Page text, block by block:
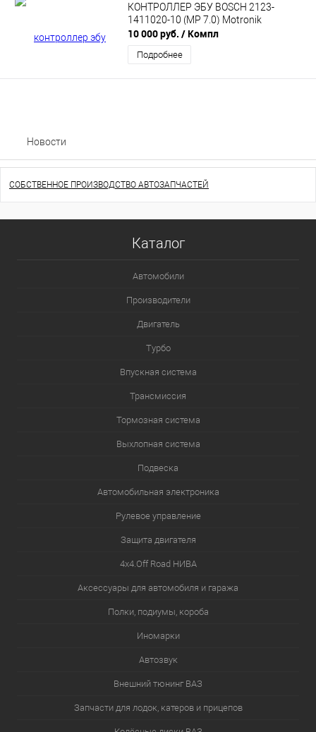
КОНТРОЛЛЕР ЭБУ BOSCH 2123-
1411020-10 (MP 7.0) Motronik
10 000 руб. / Компл
Подробнее
Новости
СОБСТВЕННОЕ ПРОИЗВОДСТВО АВТОЗАПЧАСТЕЙ
Каталог
Автомобили
Производители
Двигатель
Турбо
Впускная система
Трансмиссия
Тормозная система
Выхлопная система
Подвеска
Автомобильная электроника
Рулевое управление
Защита двигателя
4х4.Off Road НИВА
Аксессуары для автомобиля и гаража
Полки, подиумы, короба
Иномарки
Автозвук
Внешний тюнинг ВАЗ
Запчасти для лодок, катеров и прицепов